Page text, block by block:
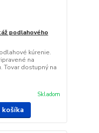
podlahového
kúrenie.
na
Tovar dostupný na
Skladom